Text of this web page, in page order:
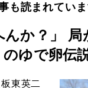
も読まれてい
んか？」
のゆで卵伝
東英二